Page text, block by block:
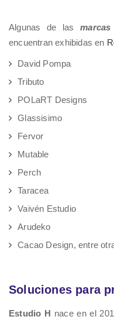
Algunas de las
encuentran exhibidas en
David Pompa
Tributo
POLaRT Designs
Glassisimo
Fervor
Mutable
Perch
Taracea
Vaivén Estudio
Arudeko
Cacao Design, entre
Soluciones para
Estudio H nace en el